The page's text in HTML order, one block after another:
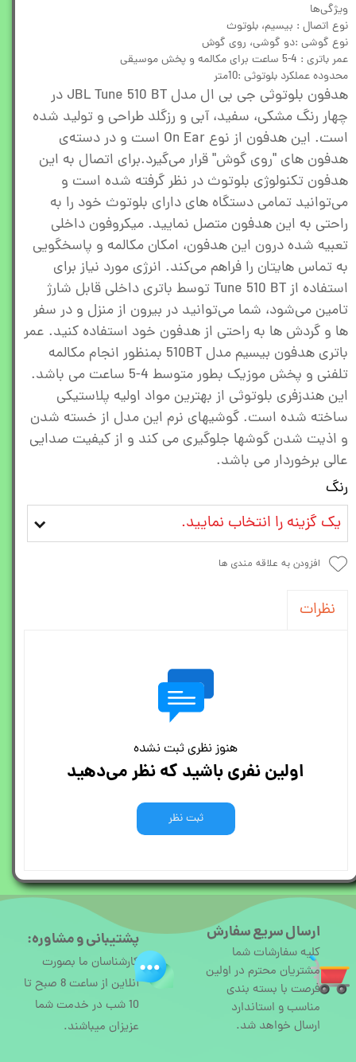
ویژگی‌ها
نوع اتصال : بیسیم، بلوتوث
نوع گوشی :دو گوشی، روی گوش
عمر باتری : 4-5 ساعت برای مکالمه و پخش موسیقی
محدوده عملکرد بلوتوثی :10متر
هدفون بلوتوثی جی بی ال مدل JBL Tune 510 BT در
چهار رنگ مشکی، سفید، آبی و رزگلد طراحی و تولید شده
است. این هدفون از نوع On Ear است و در دسته‌ی
هدفون های "روی گوش" قرار می‌گیرد.برای اتصال به این
هدفون تکنولوژی بلوتوث در نظر گرفته شده است و
می‌توانید تمامی دستگاه های دارای بلوتوث خود را به
راحتی به این هدفون متصل نمایید. میکروفون داخلی
تعبیه شده درون این هدفون، امکان مکالمه و پاسخگویی
به تماس هایتان را فراهم می‌کند. انرژی مورد نیاز برای
استفاده از Tune 510 BT توسط باتری داخلی قابل شارژ
تامین می‌شود، شما می‌توانید در بیرون از منزل و در سفر
ها و گردش ها به راحتی از هدفون خود استفاده کنید. عمر
باتری هدفون بیسیم مدل 510BT بمنظور انجام مکالمه
تلفنی و پخش موزیک بطور متوسط 4-5 ساعت می باشد.
این هندزفری بلوتوثی از بهترین مواد اولیه پلاستیکی
ساخته شده است. گوشیهای نرم این مدل از خسته شدن
و اذیت شدن گوشها جلوگیری می کند و از کیفیت صدایی
عالی برخوردار می باشد.
رنگ
یک گزینه را انتخاب نمایید.
افزودن به علاقه مندی ها
نظرات
هنوز نظری ثبت نشده
اولین نفری باشید که نظر می‌دهید
ثبت نظر
ارسال سریع سفارش
کلیه سفارشات شما
مشتریان محترم در اولین
فرصت با بسته بندی
مناسب و استاندارد
ارسال خواهد شد.
پشتیبانی و مشاوره:
کارشناسان ما بصورت
آنلاین از ساعت 8 صبح تا
10 شب در خدمت شما
عزیزان میباشند.